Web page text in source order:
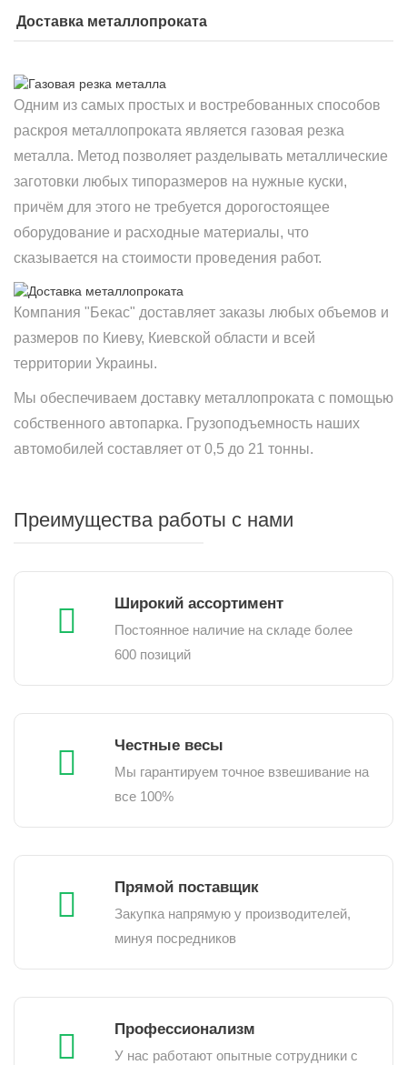
Доставка металлопроката
Одним из самых простых и востребованных способов
раскроя металлопроката является газовая резка
металла. Метод позволяет разделывать металлические
заготовки любых типоразмеров на нужные куски,
причём для этого не требуется дорогостоящее
оборудование и расходные материалы, что
сказывается на стоимости проведения работ.
Компания "Бекас" доставляет заказы любых объемов и
размеров по Киеву, Киевской области и всей
территории Украины.
Мы обеспечиваем доставку металлопроката с помощью
собственного автопарка. Грузоподъемность наших
автомобилей составляет от 0,5 до 21 тонны.
Преимущества работы с нами
Широкий ассортимент
Постоянное наличие на складе более
600 позиций
Честные весы
Мы гарантируем точное взвешивание на
все 100%
Прямой поставщик
Закупка напрямую у производителей,
минуя посредников
Профессионализм
У нас работают опытные сотрудники с